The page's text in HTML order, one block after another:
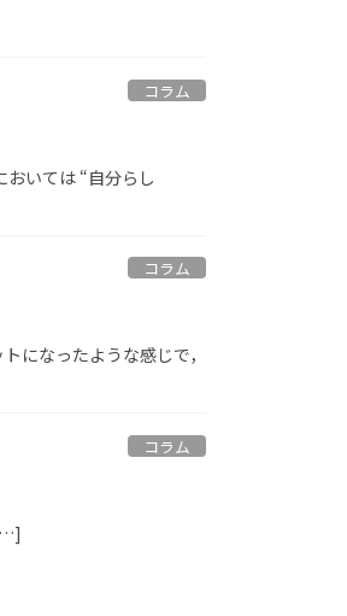
コラム
いては “自分らし
コラム
になったような感じで，
コラム